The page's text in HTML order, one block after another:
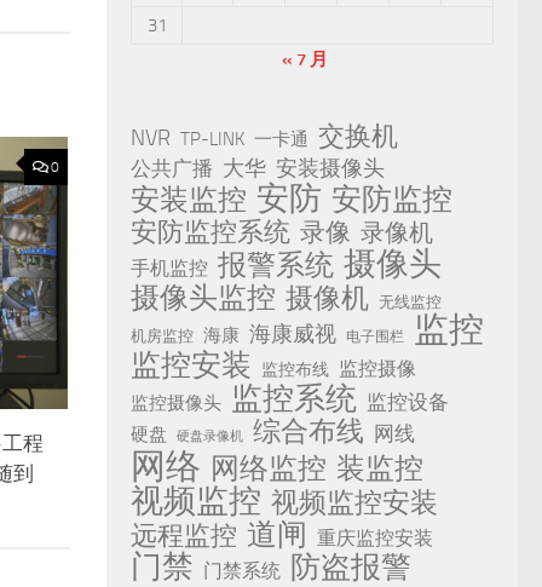
0
程
到
31
« 7 月
NVR TP-LINK 一卡通 交换机
公共广播 大华 安装摄像头
安装监控 安防 安防监控
安防监控系统 录像 录像机
手机监控 报警系统 摄像头
摄像头监控 摄像机 无线监控
机房监控 海康 海康威视 电子围栏 监控
监控安装 监控布线 监控摄像
监控摄像头 监控系统 监控设备
硬盘 硬盘录像机 综合布线 网线
网络 网络监控 装监控
视频监控 视频监控安装
远程监控 道闸 重庆监控安装
门禁 门禁系统 防盗报警